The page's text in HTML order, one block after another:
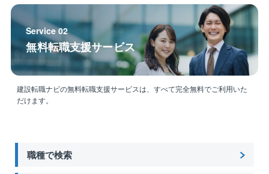
Service 02
無料転職支援サービス
建設転職ナビの無料転職支援サービスは、すべて完全無料でご利用いた
だけます。
職種で検索